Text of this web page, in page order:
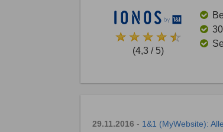
(4,3 / 5)
29.11.2016 - 1&1 (MyWebsite):